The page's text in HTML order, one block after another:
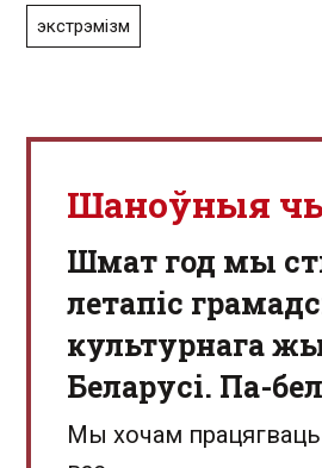
экстрэмізм
Шаноўныя
Шмат год мы
летапіс
культурнага
Беларусі. Па-
Мы хочам працягваць